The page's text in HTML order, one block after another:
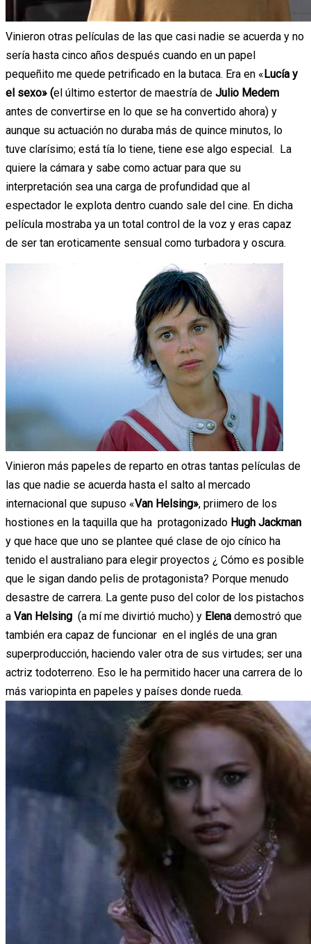
Vinieron otras películas de las que casi nadie se acuerda y no
sería hasta cinco años después cuando en un papel
pequeñito me quede petrificado en la butaca. Era en «Lucía y
el sexo» (el último estertor de maestría de Julio Medem
antes de convertirse en lo que se ha convertido ahora) y
aunque su actuación no duraba más de quince minutos, lo
tuve clarísimo; está tía lo tiene, tiene ese algo especial. La
quiere la cámara y sabe como actuar para que su
interpretación sea una carga de profundidad que al
espectador le explota dentro cuando sale del cine. En dicha
película mostraba ya un total control de la voz y eras capaz
de ser tan eroticamente sensual como turbadora y oscura.
Vinieron más papeles de reparto en otras tantas películas de
las que nadie se acuerda hasta el salto al mercado
internacional que supuso «Van Helsing», priimero de los
hostiones en la taquilla que ha protagonizado Hugh Jackman
y que hace que uno se plantee qué clase de ojo cínico ha
tenido el australiano para elegir proyectos ¿ Cómo es posible
que le sigan dando pelis de protagonista? Porque menudo
desastre de carrera. La gente puso del color de los pistachos
a Van Helsing (a mí me divirtió mucho) y Elena demostró que
también era capaz de funcionar en el inglés de una gran
superproducción, haciendo valer otra de sus virtudes; ser una
actriz todoterreno. Eso le ha permitido hacer una carrera de lo
más variopinta en papeles y países donde rueda.